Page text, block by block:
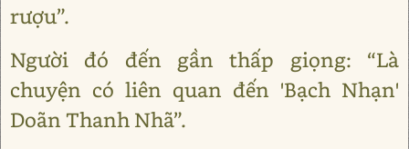
rượu”.
Người đó đến gần thấp giọng: “Là
chuyện có liên quan đến 'Bạch Nhạn'
Doãn Thanh Nhã”.